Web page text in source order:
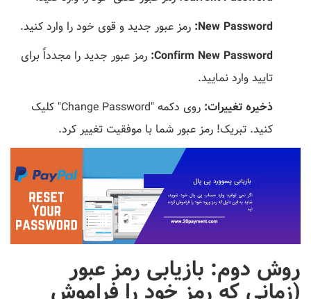
New Password: رمز عبور جدید و قوی خود را وارد کنید.
Confirm New Password: رمز عبور جدید را مجدداً برای
تایید وارد نمایید.
ذخیره تغییرات:
روی دکمه "Change Password" کلیک
کنید. تبریک! رمز عبور شما با موفقیت تغییر کرد.
روش دوم: بازیابی رمز عبور
(زمانی که رمز خود را فراموش